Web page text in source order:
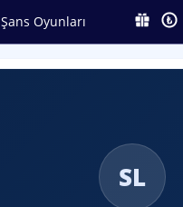
Şans Oyunları
SL